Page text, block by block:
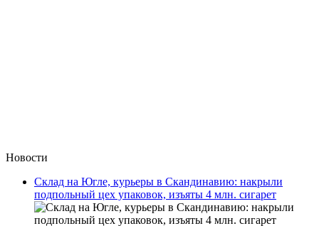
Новости
Склад на Югле, курьеры в Скандинавию: накрыли
подпольный цех упаковок, изъяты 4 млн. сигарет